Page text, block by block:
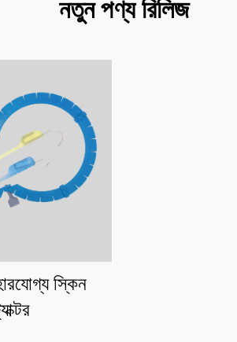
নতুন পণ্য রিলিজ
স্কিন